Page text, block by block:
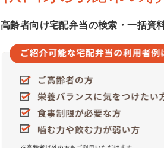
高齢者向け宅配弁当の検索・一括資